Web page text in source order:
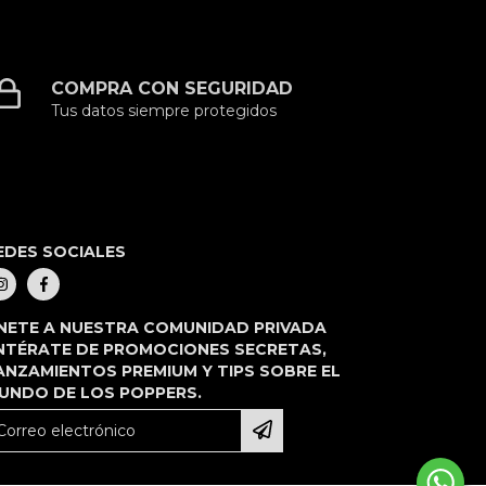
COMPRA CON SEGURIDAD
Tus datos siempre protegidos
SOCIALES
A NUESTRA COMUNIDAD PRIVADA
DE PROMOCIONES SECRETAS,
PREMIUM Y TIPS SOBRE EL
DE LOS POPPERS.